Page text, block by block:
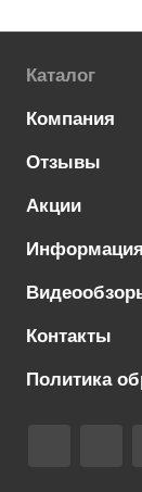
Каталог
Компания
Отзывы
Акции
Информация
Контакты
Политика